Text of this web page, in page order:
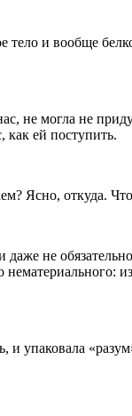
тело и вообще
не могла не
как ей поступить.
Ясно, откуда.
не
и упаковала